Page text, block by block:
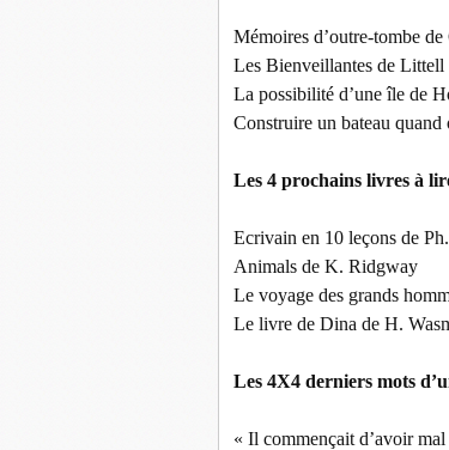
Mémoires d’outre-tombe de
Les Bienveillantes de Littell
La possibilité d’une île de
Construire un bateau quand
Les 4 prochains livres à
Ecrivain en 10 leçons de
Animals de K. Ridgway
Le voyage des grands
Le livre de Dina de H.
Les 4X4 derniers mots
« Il commençait d’avoir